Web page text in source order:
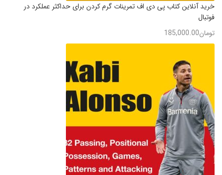
خرید آنلاین کتاب پی دی اف تمرینات گرم کردن برای حداکثر عملکرد در
فوتبال
تومان185,000.00